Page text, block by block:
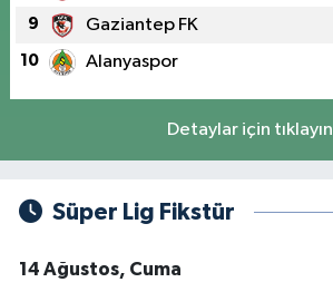
9 Gaziantep FK
10 Alanyaspor
Detaylar için tıklayın
Süper Lig Fikstür
14 Ağustos, Cuma